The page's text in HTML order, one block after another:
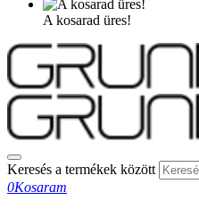
A kosarad üres!
Keresés a termékek között
0Kosaram